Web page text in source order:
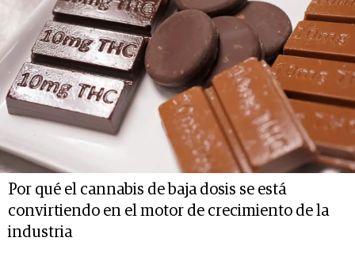
Por qué el cannabis de baja dosis se está
convirtiendo en el motor de crecimiento de la
industria